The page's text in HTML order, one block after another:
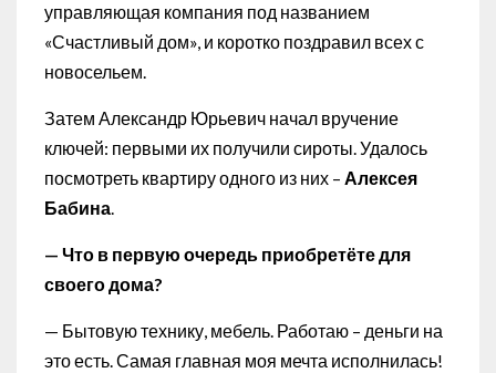
управляющая компания под названием
«Счастливый дом», и коротко поздравил всех с
новосельем.
Затем Александр Юрьевич начал вручение
ключей: первыми их получили сироты. Удалось
посмотреть квартиру одного из них – Алексея
Бабина.
— Что в первую очередь приобретёте для
своего дома?
— Бытовую технику, мебель. Работаю – деньги на
это есть. Самая главная моя мечта исполнилась!